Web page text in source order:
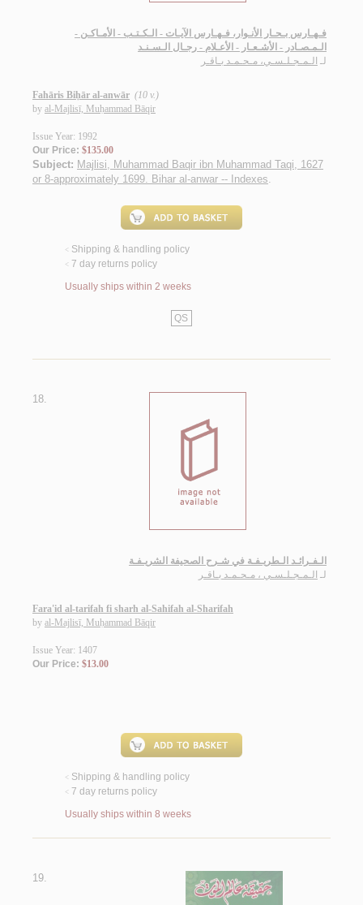
فـهـارس بـحـار الأنـوار، فـهـارس الآيـات - الـكـتـب - الأمـاكـن -
الـمـصـادر - الأشـعـار - الأعـلام - رجـال الـسـنـد
لـ الـمـجـلـسـي، مـحـمـد بـاقـر
Fahāris Biḥār al-anwār (10 v.)
by al-Majlisī, Muḥammad Bāqir
Issue Year: 1992
Our Price: $135.00
Subject: Majlisi, Muhammad Baqir ibn Muhammad Taqi, 1627
or 8-approximately 1699. Bihar al-anwar -- Indexes.
< Shipping & handling policy
< 7 day returns policy
Usually ships within 2 weeks
QS
18.
الـفـرائـد الـطريـفـة في شـرح الصحيفة الشريـفـة
لـ الـمـجـلـسـي ، مـحـمـد بـاقـر
Fara'id al-tarifah fi sharh al-Sahifah al-Sharifah
by al-Majlisī, Muḥammad Bāqir
Issue Year: 1407
Our Price: $13.00
< Shipping & handling policy
< 7 day returns policy
Usually ships within 8 weeks
19.